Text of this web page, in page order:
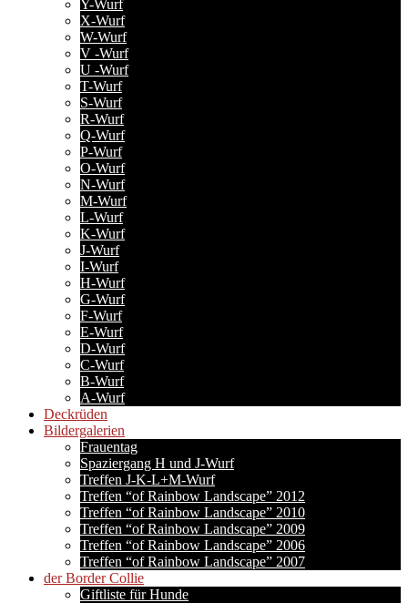
Y-Wurf
X-Wurf
W-Wurf
V -Wurf
U -Wurf
T-Wurf
S-Wurf
R-Wurf
Q-Wurf
P-Wurf
O-Wurf
N-Wurf
M-Wurf
L-Wurf
K-Wurf
J-Wurf
I-Wurf
H-Wurf
G-Wurf
F-Wurf
E-Wurf
D-Wurf
C-Wurf
B-Wurf
A-Wurf
Deckrüden
Bildergalerien
Frauentag
Spaziergang H und J-Wurf
Treffen J-K-L+M-Wurf
Treffen “of Rainbow Landscape” 2012
Treffen “of Rainbow Landscape” 2010
Treffen “of Rainbow Landscape” 2009
Treffen “of Rainbow Landscape” 2006
Treffen “of Rainbow Landscape” 2007
der Border Collie
Giftliste für Hunde